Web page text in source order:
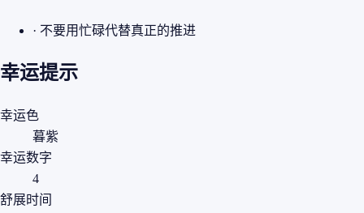
· 不要用忙碌代替真正的推进
幸运提示
幸运色
暮紫
幸运数字
4
舒展时间